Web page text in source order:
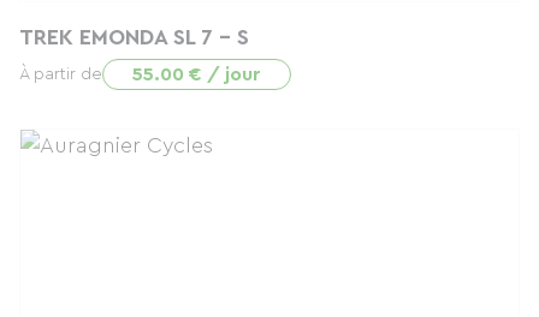
TREK EMONDA SL 7 - S
À partir de 55.00 € / jour